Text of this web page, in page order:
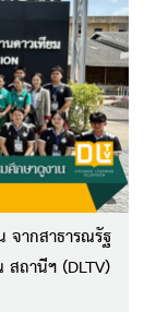
จากสาธารณรัฐ
ถานีฯ (DLTV)